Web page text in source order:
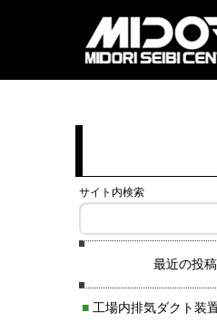
サイト内検索
最近の投稿
■工場内排気ダクト装